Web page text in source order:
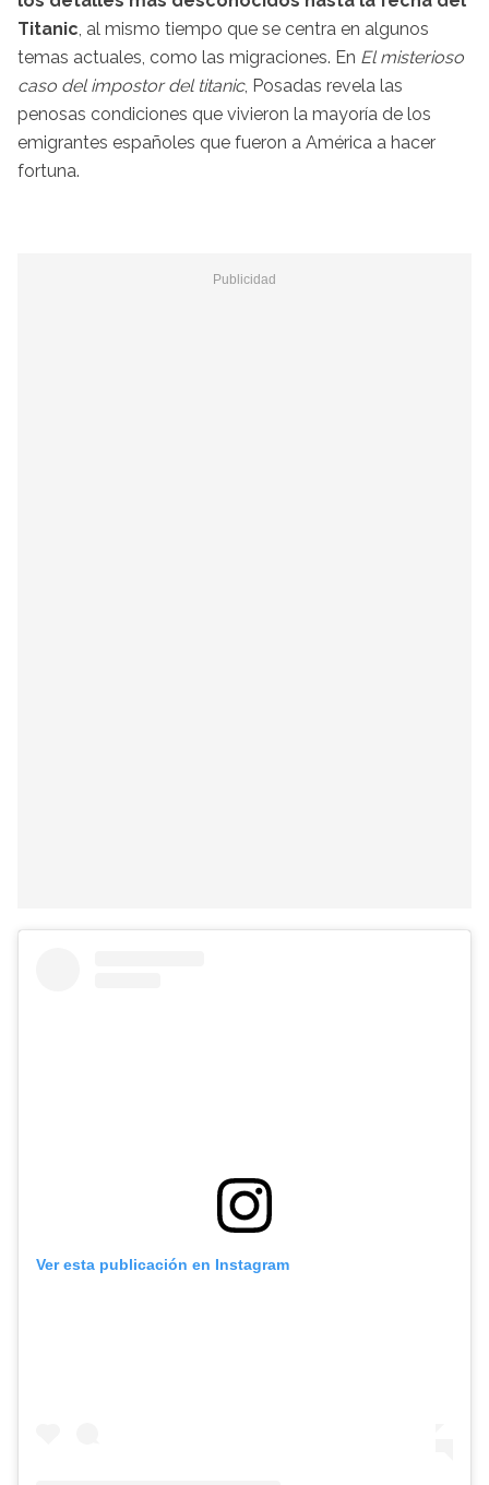
Titanic, al mismo tiempo que se centra en algunos
temas actuales, como las migraciones. En El misterioso
caso del impostor del titanic, Posadas revela las
penosas condiciones que vivieron la mayoría de los
emigrantes españoles que fueron a América a hacer
fortuna.
Ver esta publicación en Instagram